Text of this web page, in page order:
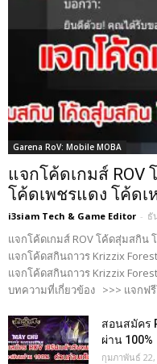
Garena RoV: Mobile MOBA
แจกโค้ดเกมส์
โค้ดเพชรแดง โค้ดเ
i3siam Tech & Game Editor - ธั
แจกโค้ดเกมส์ ROV โค้ดสุ่มสกิน
แจกโค้ดสกินถาวร Krizzix
แจกโค้ดสกินถาวร Krizzix Forest
บทความที่เกี่ยวข้อง >>> แจกฟรี
สอนสมัคร
ผ่าน 100%
กุมภาพันธ์ 22,